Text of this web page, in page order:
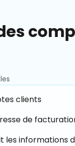
clients
de
les informations